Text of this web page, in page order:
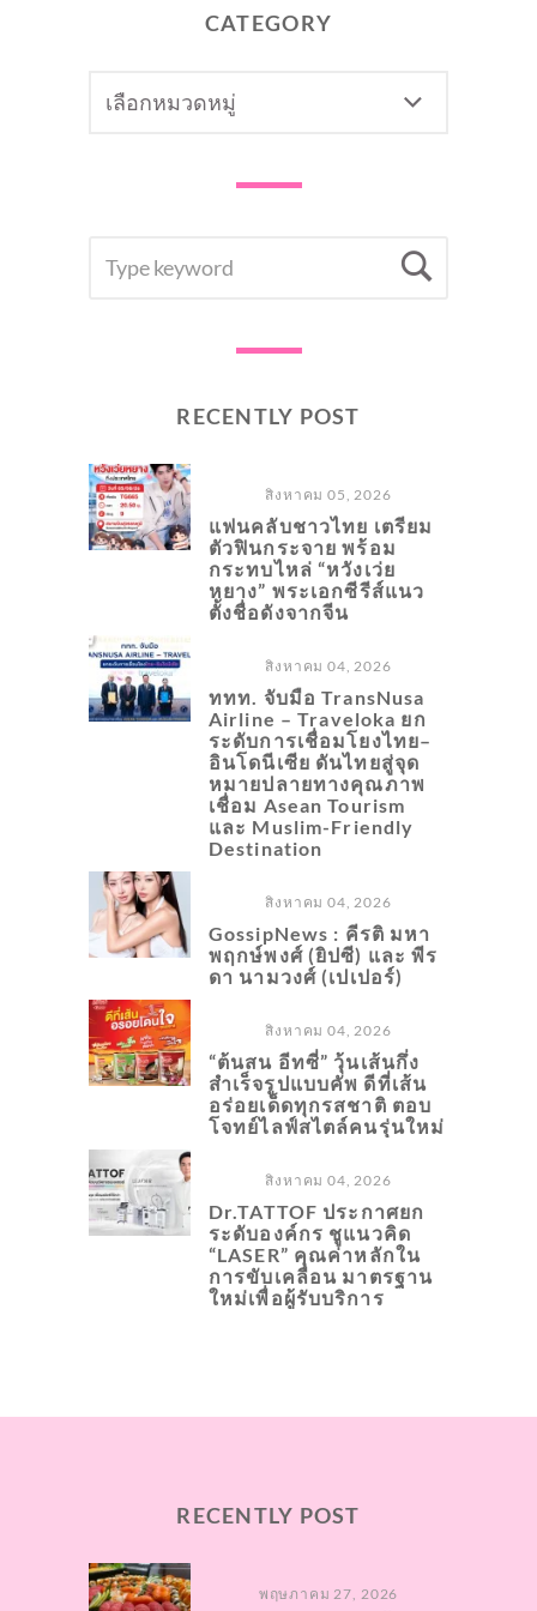
CATEGORY
FOR:
RECENTLY POST
สิงหาคม 05, 2026
แฟนคลับชาวไทย เตรียม
ตัวฟินกระจาย พร้อม
กระทบไหล่ “หวังเว่ย
หยาง” พระเอกซีรีส์แนว
ตั้งชื่อดังจากจีน
สิงหาคม 04, 2026
ททท. จับมือ TransNusa
Airline – Traveloka ยก
ระดับการเชื่อมโยงไทย–
อินโดนีเซีย ดันไทยสู่จุด
หมายปลายทางคุณภาพ
เชื่อม Asean Tourism
และ Muslim-Friendly
Destination
สิงหาคม 04, 2026
GossipNews : คีรติ มหา
พฤกษ์พงศ์ (ยิปซี) และ พีร
ดา นามวงศ์ (เปเปอร์)
สิงหาคม 04, 2026
“ต้นสน อีทซี่” วุ้นเส้นกึ่ง
สำเร็จรูปแบบคัพ ดีที่เส้น
อร่อยเด็ดทุกรสชาติ ตอบ
โจทย์ไลฟ์สไตล์คนรุ่นใหม่
สิงหาคม 04, 2026
Dr.TATTOF ประกาศยก
ระดับองค์กร ชูแนวคิด
“LASER” คุณค่าหลักใน
การขับเคลื่อน มาตรฐาน
ใหม่เพื่อผู้รับบริการ
RECENTLY POST
พฤษภาคม 27, 2026